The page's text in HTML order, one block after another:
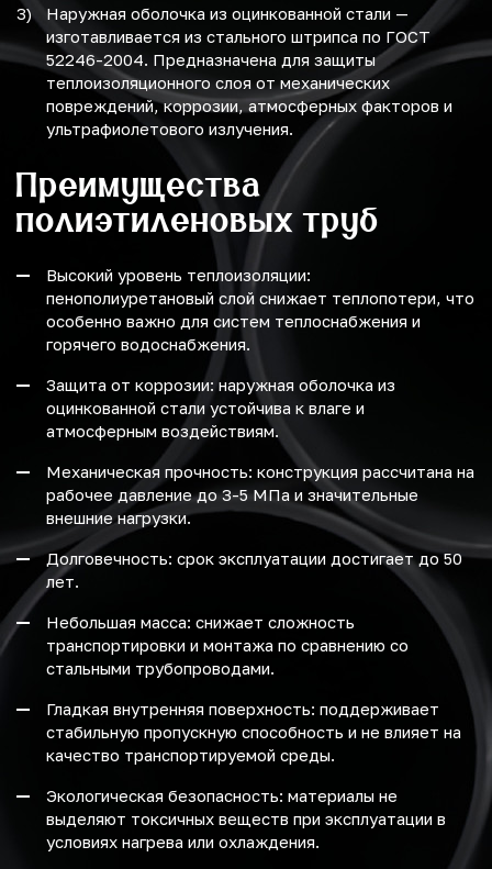
Наружная оболочка из оцинкованной стали —
изготавливается из стального штрипса по ГОСТ
52246-2004. Предназначена для защиты
теплоизоляционного слоя от механических
повреждений, коррозии, атмосферных факторов и
ультрафиолетового излучения.
Преимущества
полиэтиленовых труб
Высокий уровень теплоизоляции:
пенополиуретановый слой снижает теплопотери, что
особенно важно для систем теплоснабжения и
горячего водоснабжения.
Защита от коррозии: наружная оболочка из
оцинкованной стали устойчива к влаге и
атмосферным воздействиям.
Механическая прочность: конструкция рассчитана на
рабочее давление до 3-5 МПа и значительные
внешние нагрузки.
Долговечность: срок эксплуатации достигает до 50
лет.
Небольшая масса: снижает сложность
транспортировки и монтажа по сравнению со
стальными трубопроводами.
Гладкая внутренняя поверхность: поддерживает
стабильную пропускную способность и не влияет на
качество транспортируемой среды.
Экологическая безопасность: материалы не
выделяют токсичных веществ при эксплуатации в
условиях нагрева или охлаждения.